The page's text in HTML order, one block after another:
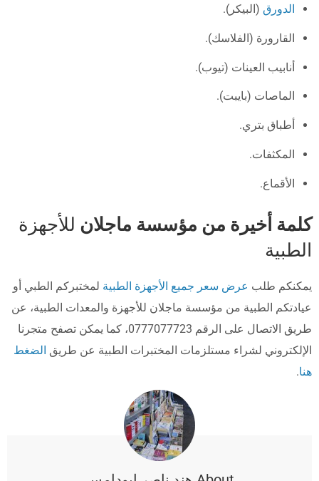
الدورق (البيكر).
القارورة (الفلاسك).
أنابيب العينات (تيوب).
الماصات (بايبت).
أطباق بتري.
المكثفات.
الأقماع.
كلمة أخيرة من مؤسسة ماجلان للأجهزة
الطبية
يمكنكم طلب عرض سعر جميع الأجهزة الطبية لمختبركم الطبي أو
عيادتكم الطبية من مؤسسة ماجلان للأجهزة والمعدات الطبية، عن
طريق الاتصال على الرقم 0777077723، كما يمكن تصفح متجرنا
الإلكتروني لشراء مستلزمات المختبرات الطبية عن طريق الضغط
هنا.